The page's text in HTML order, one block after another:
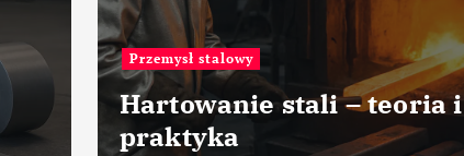
Przemysł stalowy
Hartowanie stali – teoria i
praktyka